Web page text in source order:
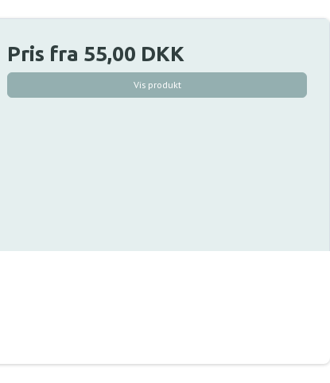
Pris fra 55,00 DKK
Vis produkt